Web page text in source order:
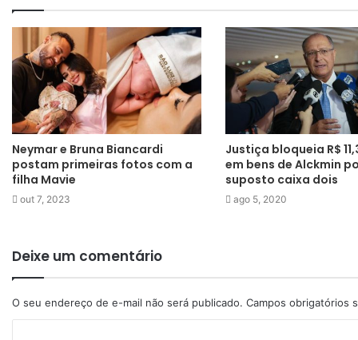
Neymar e Bruna Biancardi
postam primeiras fotos com a
filha Mavie
out 7, 2023
Justiça bloqueia R$
em bens de Alckmin
suposto caixa dois
ago 5, 2020
Deixe um comentário
O seu endereço de e-mail não será publicado. Campos obrigatórios